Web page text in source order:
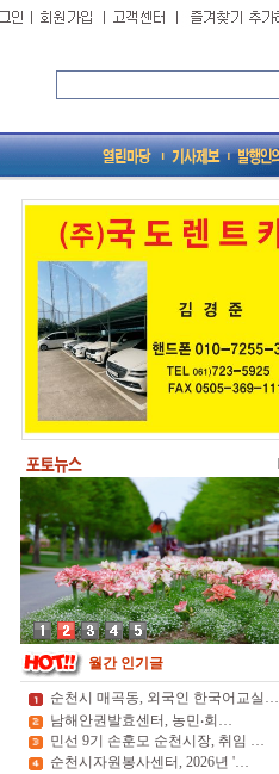
월간 인기글
순천시 매곡동, 외국인 한국어교실…
남해안권발효센터, 농민‧회…
민선 9기 손훈모 순천시장, 취임 …
순천시자원봉사센터, 2026년 '…